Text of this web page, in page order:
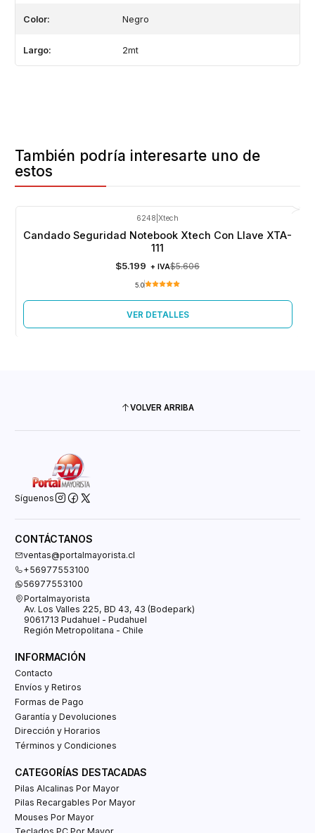
Color: Negro
Largo: 2mt
También podría interesarte uno de
estos
6248 Xtech
Candado Seguridad Notebook Xtech Con Llave XTA-
111
$5.199 + IVA$5.606
5.0
VER DETALLES
VOLVER ARRIBA
Síguenos
CONTÁCTANOS
ventas@portalmayorista.cl
+56977553100
56977553100
Portalmayorista
Av. Los Valles 225, BD 43, 43 (Bodepark)
9061713 Pudahuel - Pudahuel
Región Metropolitana - Chile
INFORMACIÓN
Contacto
Envíos y Retiros
Formas de Pago
Garantía y Devoluciones
Dirección y Horarios
Términos y Condiciones
CATEGORÍAS DESTACADAS
Pilas Alcalinas Por Mayor
Pilas Recargables Por Mayor
Mouses Por Mayor